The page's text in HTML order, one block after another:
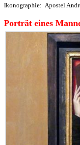
Ikonographie: Apostel
Porträt eines